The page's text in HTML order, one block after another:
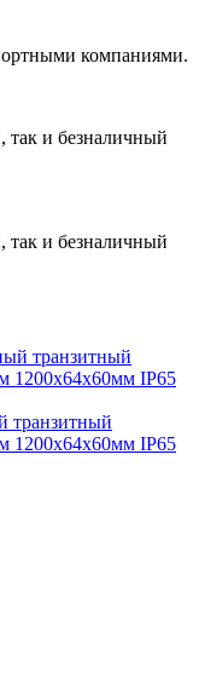
компаниями.
так и безналичный
так и безналичный
транзитный
1200х64х60мм IP65